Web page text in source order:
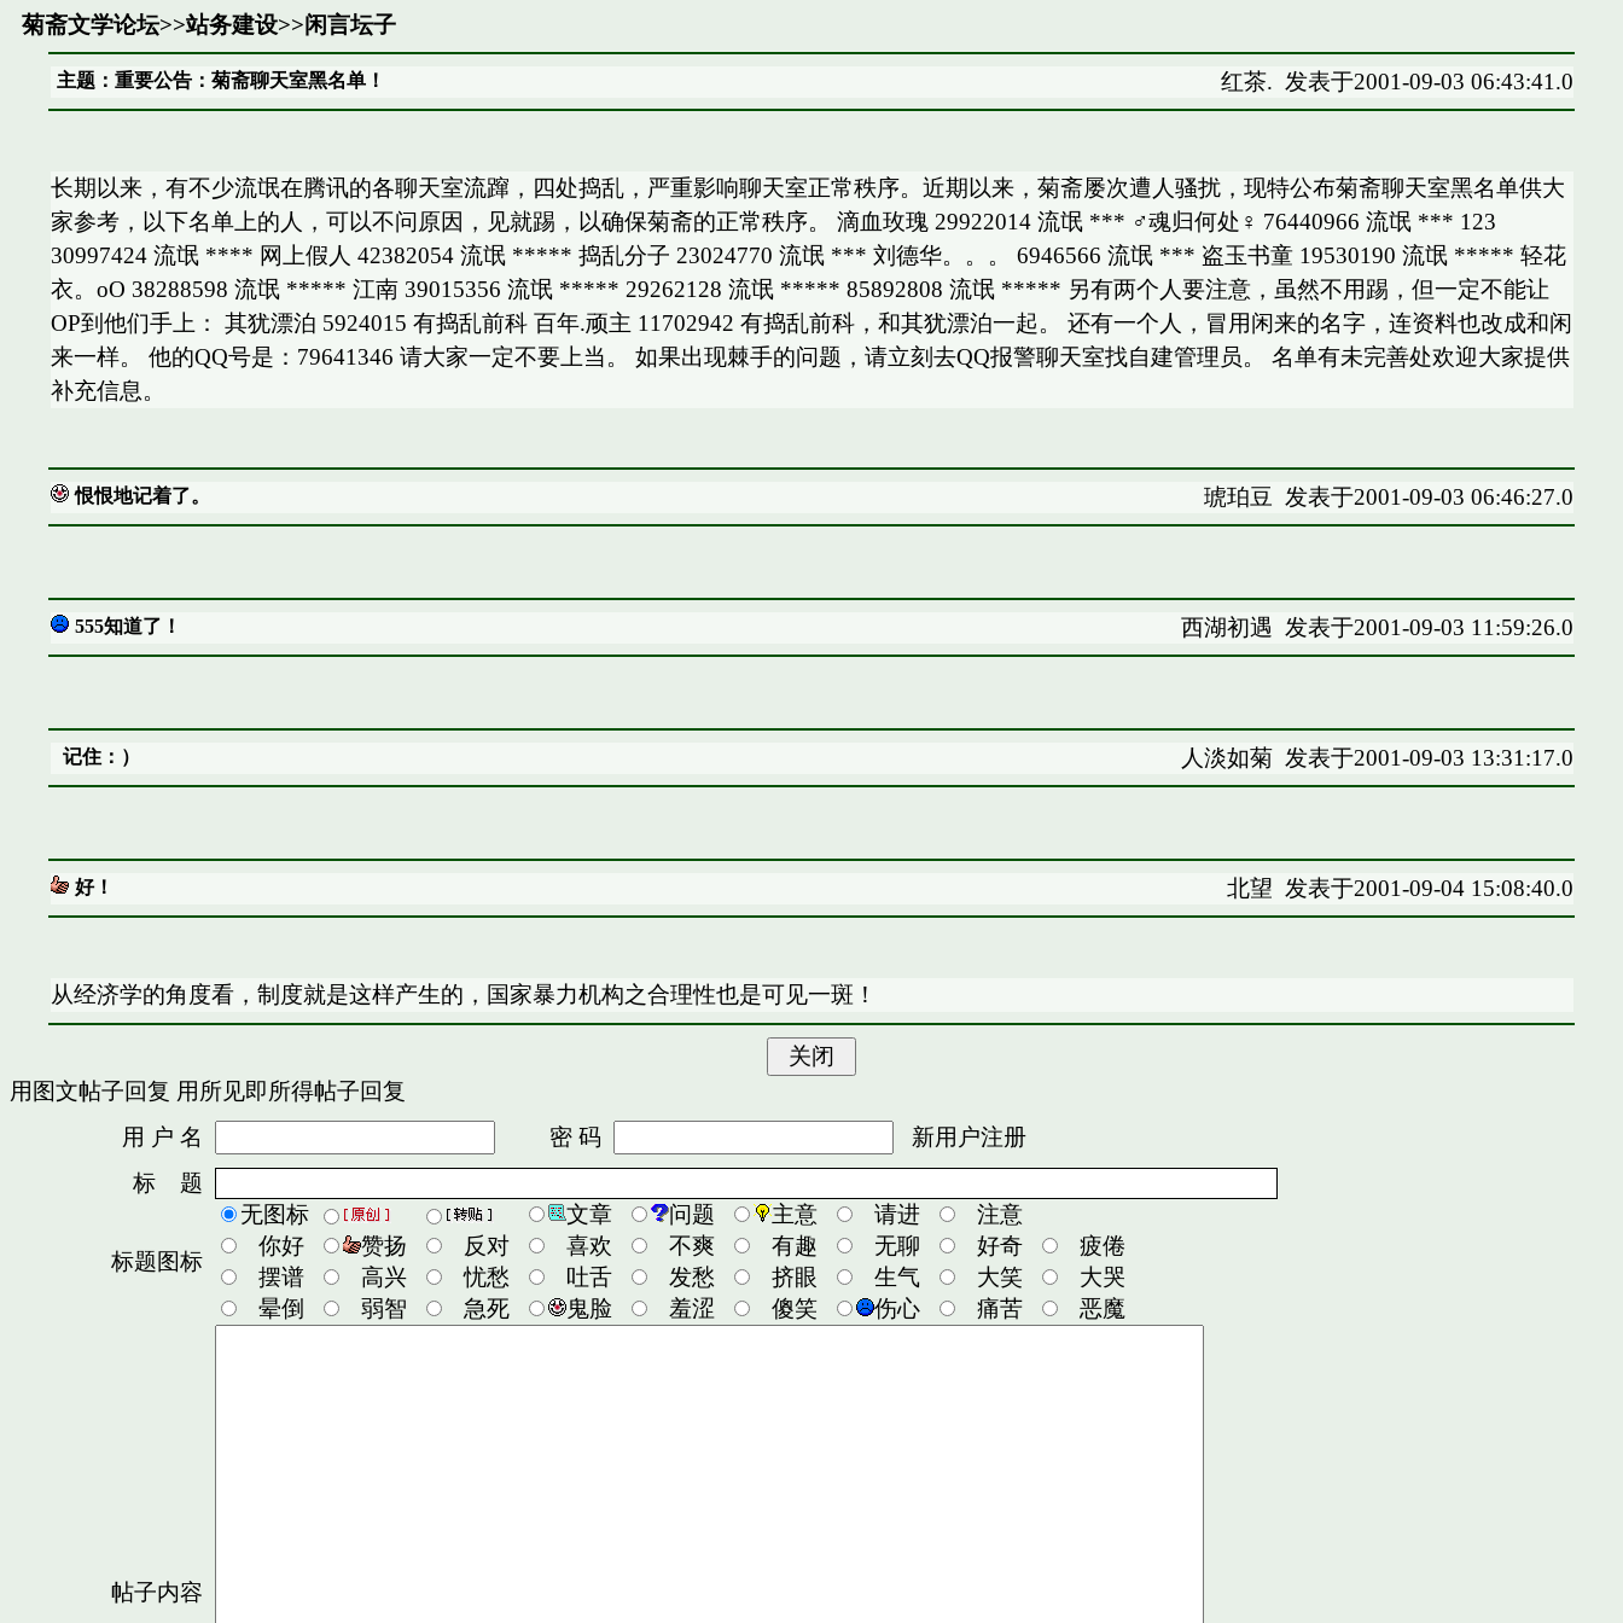
菊斋文学论坛>>站务建设>>闲言坛子
主题：重要公告：菊斋聊天室黑名单！ 红茶. 发表于2001-09-03 06:43:41.0
长期以来，有不少流氓在腾讯的各聊天室流蹿，四处捣乱，严重影响聊天室正常秩序。近期以来，菊斋屡次遭人骚扰，现特公布菊斋聊天室黑名单供大
家参考，以下名单上的人，可以不问原因，见就踢，以确保菊斋的正常秩序。 滴血玫瑰 29922014 流氓 *** ♂魂归何处♀ 76440966 流氓 *** 123
30997424 流氓 **** 网上假人 42382054 流氓 ***** 捣乱分子 23024770 流氓 *** 刘德华。。。 6946566 流氓 *** 盗玉书童 19530190 流氓 ***** 轻花
衣。oO 38288598 流氓 ***** 江南 39015356 流氓 ***** 29262128 流氓 ***** 85892808 流氓 ***** 另有两个人要注意，虽然不用踢，但一定不能让
OP到他们手上： 其犹漂泊 5924015 有捣乱前科 百年.顽主 11702942 有捣乱前科，和其犹漂泊一起。 还有一个人，冒用闲来的名字，连资料也改成和闲
来一样。 他的QQ号是：79641346 请大家一定不要上当。 如果出现棘手的问题，请立刻去QQ报警聊天室找自建管理员。 名单有未完善处欢迎大家提供
补充信息。
恨恨地记着了。 琥珀豆 发表于2001-09-03 06:46:27.0
555知道了！ 西湖初遇 发表于2001-09-03 11:59:26.0
记住：） 人淡如菊发表于2001-09-03 13:31:17.0
好！ 北望 发表于2001-09-04 15:08:40.0
从经济学的角度看，制度就是这样产生的，国家暴力机构之合理性也是可见一斑！
用图文帖子回复 用所见即所得帖子回复
用 户 名
密 码
新用户注册
标 题
标题图标
无图标 文章 问题 主意 请进
注意
你好
赞扬 反对 喜欢 不爽 有趣 无聊 好奇
疲倦
摆谱
高兴 忧愁 吐舌 发愁 挤眼 生气 大笑
大哭
晕倒
弱智 急死 鬼脸 羞涩 傻笑 伤心 痛苦 恶魔
帖子内容